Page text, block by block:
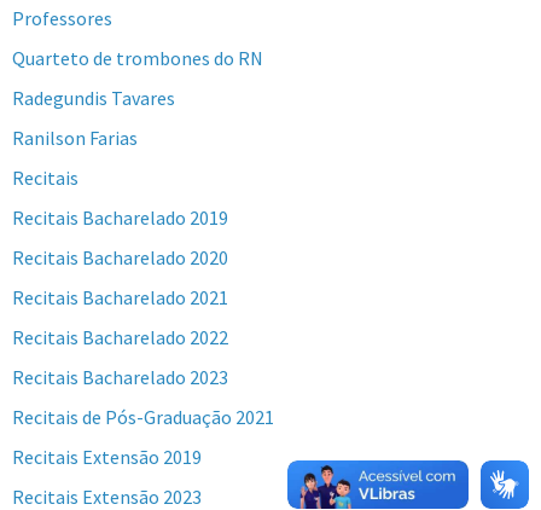
Professores
Quarteto de trombones do RN
Radegundis Tavares
Ranilson Farias
Recitais
Recitais Bacharelado 2019
Recitais Bacharelado 2020
Recitais Bacharelado 2021
Recitais Bacharelado 2022
Recitais Bacharelado 2023
Recitais de Pós-Graduação 2021
Recitais Extensão 2019
Recitais Extensão 2023